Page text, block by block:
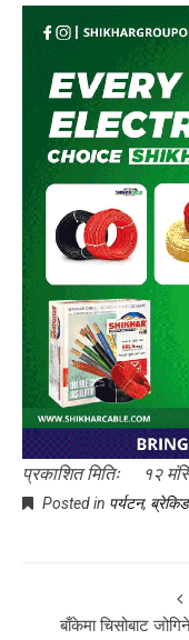
प्रकाशित मितिः १२
Posted in पर्यटन,
बाँकेमा चिसोबाट